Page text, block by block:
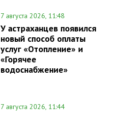
7 августа 2026, 11:48
У астраханцев появился
новый способ оплаты
услуг «Отопление» и
«Горячее
водоснабжение»
7 августа 2026, 11:44